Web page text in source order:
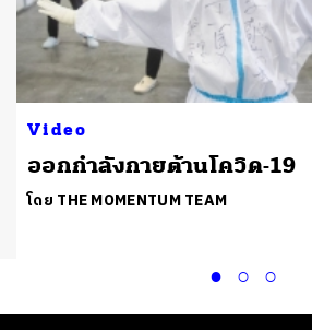
Video
ออกกำลังกายต้านโควิด-19
โดย THE MOMENTUM TEAM